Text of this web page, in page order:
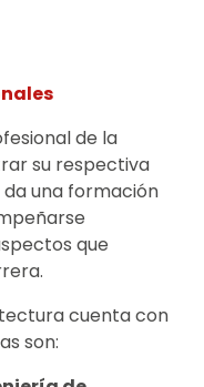
de la
su respectiva
da una formación
que
cuenta con
son: